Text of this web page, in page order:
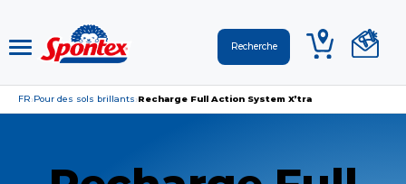
FR›Pour des sols brillants›Recharge Full Action System X’tra